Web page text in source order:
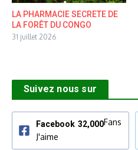
LA PHARMACIE SECRETE DE
LA FORÊT DU CONGO
31 juillet 2026
Suivez nous sur
Facebook 32,000Fans
J'aime